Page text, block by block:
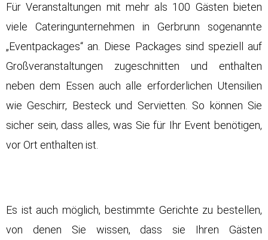
Für Veranstaltungen mit mehr als 100 Gästen bieten
viele Cateringunternehmen in Gerbrunn sogenannte
„Eventpackages“ an. Diese Packages sind speziell auf
Großveranstaltungen zugeschnitten und enthalten
neben dem Essen auch alle erforderlichen Utensilien
wie Geschirr, Besteck und Servietten. So können Sie
sicher sein, dass alles, was Sie für Ihr Event benötigen,
vor Ort enthalten ist.
Es ist auch möglich, bestimmte Gerichte zu bestellen,
von denen Sie wissen, dass sie Ihren Gästen